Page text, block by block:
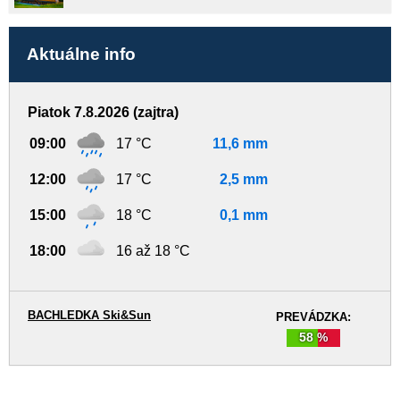
Aktuálne info
Piatok 7.8.2026 (zajtra)
09:00 17 °C 11,6 mm
12:00 17 °C 2,5 mm
15:00 18 °C 0,1 mm
18:00 16 až 18 °C
PREVÁDZKA:
58 %
BACHLEDKA Ski&Sun